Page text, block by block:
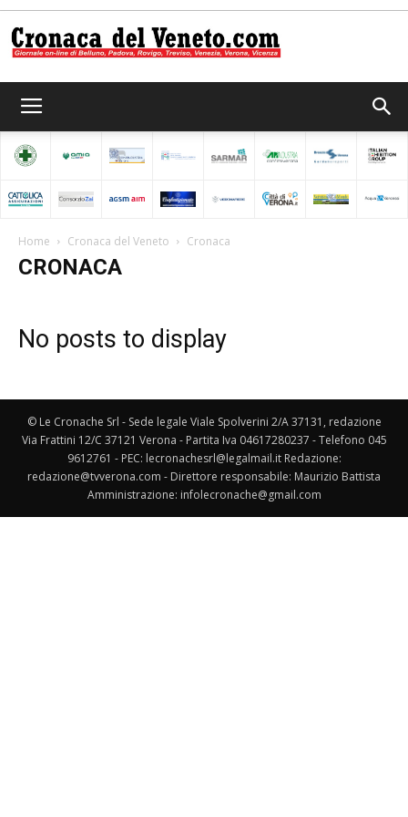
del
Home Cronaca del Veneto Cronaca
CRONACA
No posts to display
© Le Cronache Srl - Sede legale Viale Spolverini 2/A 37131, redazione
Via Frattini 12/C 37121 Verona - Partita Iva 04617280237 - Telefono 045
9612761 - PEC: lecronachesrl@legalmail.it Redazione:
redazione@tvverona.com - Direttore responsabile: Maurizio Battista
Amministrazione: infolecronache@gmail.com